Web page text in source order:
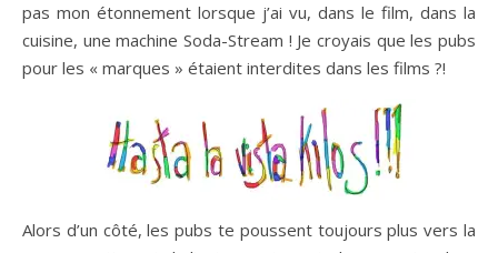
pas mon étonnement lorsque j’ai vu, dans le film, dans la
cuisine, une machine Soda-Stream ! Je croyais que les pubs
pour les « marques » étaient interdites dans les films ?!
Alors d’un côté, les pubs te poussent toujours plus vers la